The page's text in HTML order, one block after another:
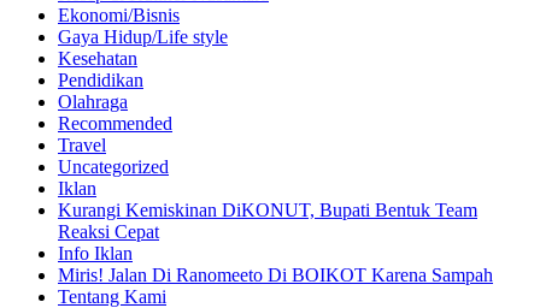
Ekonomi/Bisnis
Gaya Hidup/Life style
Kesehatan
Pendidikan
Olahraga
Recommended
Travel
Uncategorized
Iklan
Kurangi Kemiskinan DiKONUT, Bupati Bentuk Team
Reaksi Cepat
Info Iklan
Miris! Jalan Di Ranomeeto Di BOIKOT Karena Sampah
Tentang Kami